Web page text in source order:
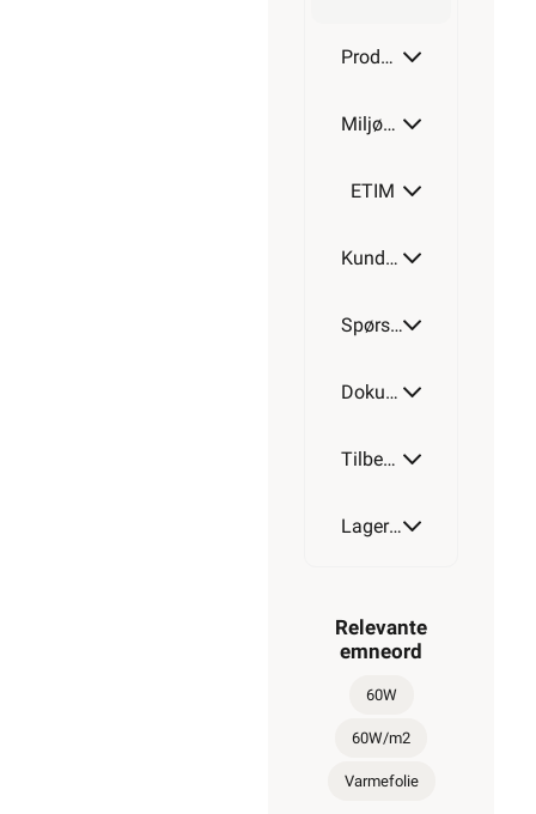
Produktdetaljer
Miljøparametere
ETIM
Kundeomtale
Spørsmål og svar
Dokumentasjon
Tilbehør
Lagerstatus
Relevante
emneord
60W
60W/m2
Varmefolie